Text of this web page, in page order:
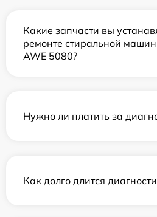
Какие запчасти вы
ремонте стиральной
AWE 5080?
Нужно ли платить за
Как долго длится